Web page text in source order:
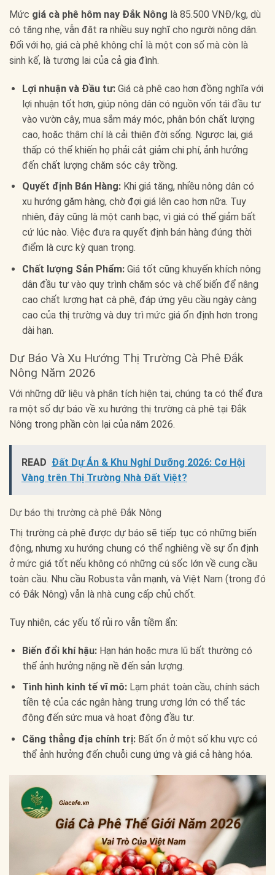
Mức giá cà phê hôm nay Đắk Nông là 85.500 VNĐ/kg, dù
có tăng nhẹ, vẫn đặt ra nhiều suy nghĩ cho người nông dân.
Đối với họ, giá cà phê không chỉ là một con số mà còn là
sinh kế, là tương lai của cả gia đình.
Lợi nhuận và Đầu tư:Giá cà phê cao hơn đồng nghĩa với
lợi nhuận tốt hơn, giúp nông dân có nguồn vốn tái đầu tư
vào vườn cây, mua sắm máy móc, phân bón chất lượng
cao, hoặc thậm chí là cải thiện đời sống. Ngược lại, giá
thấp có thể khiến họ phải cắt giảm chi phí, ảnh hưởng
đến chất lượng chăm sóc cây trồng.
Quyết định Bán Hàng:Khi giá tăng, nhiều nông dân có
xu hướng găm hàng, chờ đợi giá lên cao hơn nữa. Tuy
nhiên, đây cũng là một canh bạc, vì giá có thể giảm bất
cứ lúc nào. Việc đưa ra quyết định bán hàng đúng thời
điểm là cực kỳ quan trọng.
Chất lượng Sản Phẩm:Giá tốt cũng khuyến khích nông
dân đầu tư vào quy trình chăm sóc và chế biến để nâng
cao chất lượng hạt cà phê, đáp ứng yêu cầu ngày càng
cao của thị trường và duy trì mức giá ổn định hơn trong
dài hạn.
Dự Báo Và Xu Hướng Thị Trường Cà Phê Đắk
Nông Năm 2026
Với những dữ liệu và phân tích hiện tại, chúng ta có thể đưa
ra một số dự báo về xu hướng thị trường cà phê tại Đắk
Nông trong phần còn lại của năm 2026.
READ Đất Dự Án & Khu Nghỉ Dưỡng 2026: Cơ Hội
Vàng trên Thị Trường Nhà Đất Việt?
Dự báo thị trường cà phê Đắk Nông
Thị trường cà phê được dự báo sẽ tiếp tục có những biến
động, nhưng xu hướng chung có thể nghiêng về sự ổn định
ở mức giá tốt nếu không có những cú sốc lớn về cung cầu
toàn cầu. Nhu cầu Robusta vẫn mạnh, và Việt Nam (trong đó
có Đắk Nông) vẫn là nhà cung cấp chủ chốt.
Tuy nhiên, các yếu tố rủi ro vẫn tiềm ẩn:
Biến đổi khí hậu:Hạn hán hoặc mưa lũ bất thường có
thể ảnh hưởng nặng nề đến sản lượng.
Tình hình kinh tế vĩ mô:Lạm phát toàn cầu, chính sách
tiền tệ của các ngân hàng trung ương lớn có thể tác
động đến sức mua và hoạt động đầu tư.
Căng thẳng địa chính trị:Bất ổn ở một số khu vực có
thể ảnh hưởng đến chuỗi cung ứng và giá cả hàng hóa.